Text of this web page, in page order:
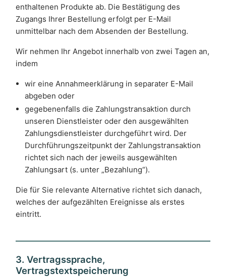
enthaltenen Produkte ab. Die Bestätigung des
Zugangs Ihrer Bestellung erfolgt per E-Mail
unmittelbar nach dem Absenden der Bestellung.
Wir nehmen Ihr Angebot innerhalb von zwei Tagen an,
indem
wir eine Annahmeerklärung in separater E-Mail
abgeben oder
gegebenenfalls die Zahlungstransaktion durch
unseren Dienstleister oder den ausgewählten
Zahlungsdienstleister durchgeführt wird. Der
Durchführungszeitpunkt der Zahlungstransaktion
richtet sich nach der jeweils ausgewählten
Zahlungsart (s. unter „Bezahlung“).
Die für Sie relevante Alternative richtet sich danach,
welches der aufgezählten Ereignisse als erstes
eintritt.
3. Vertragssprache,
Vertragstextspeicherung